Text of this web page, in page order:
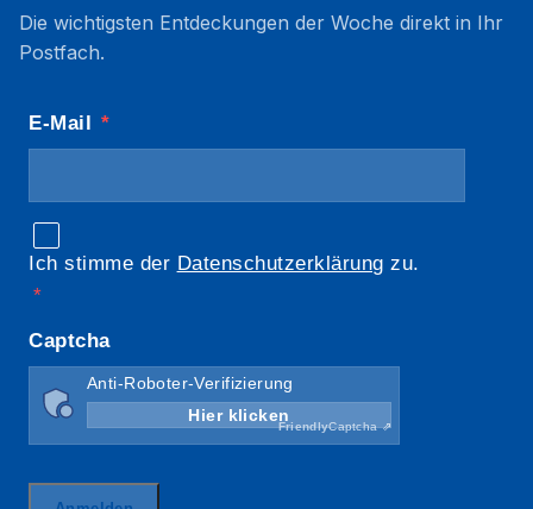
Die wichtigsten Entdeckungen der Woche direkt in Ihr
Postfach.